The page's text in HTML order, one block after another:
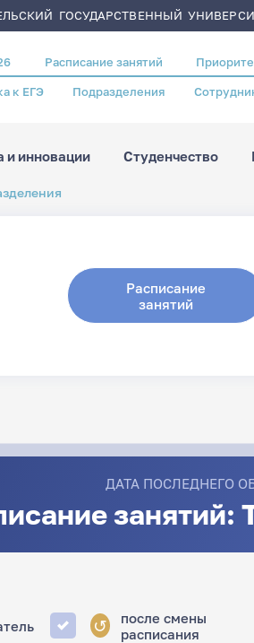
ГОСУДАРСТВЕННЫЙ
Расписание занятий
к ЕГЭ Подразделения
и инновации Студенчество
Расписание
занятий
ДАТА ПОСЛЕДНЕГО
занятий:
↺
после смены
расписания